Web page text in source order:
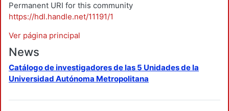
Permanent URI for this community
https://hdl.handle.net/11191/1
Ver página principal
News
Catálogo de investigadores de las 5 Unidades de la
Universidad Autónoma Metropolitana